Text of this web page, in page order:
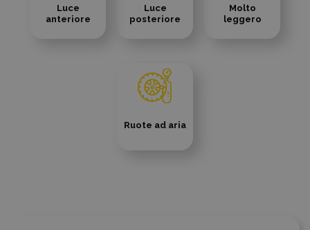
Luce
anteriore
Luce
posteriore
Molto
leggero
Ruote ad aria